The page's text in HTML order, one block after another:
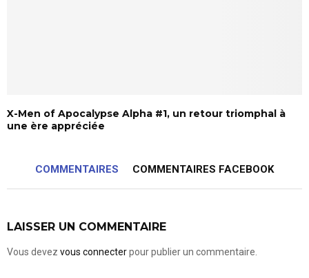
X-Men of Apocalypse Alpha #1, un retour triomphal à
une ère appréciée
COMMENTAIRES COMMENTAIRES FACEBOOK
LAISSER UN COMMENTAIRE
Vous devez vous connecterpour publier un commentaire.